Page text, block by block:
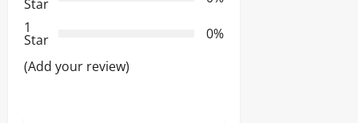
e
e
n
Star
1
Star
0%
(Add your review)